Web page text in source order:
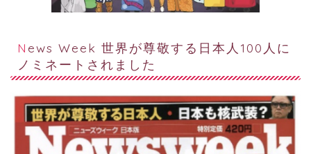
News Week 世界が尊敬する日本人100人に
ノミネートされました